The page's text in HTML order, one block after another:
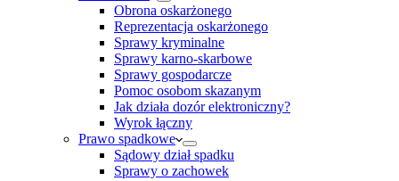
Obrona oskarżonego
Reprezentacja oskarżonego
Sprawy kryminalne
Sprawy karno-skarbowe
Sprawy gospodarcze
Pomoc osobom skazanym
Jak działa dozór elektroniczny?
Wyrok łączny
Prawo spadkowe
Sądowy dział spadku
Sprawy o zachowek